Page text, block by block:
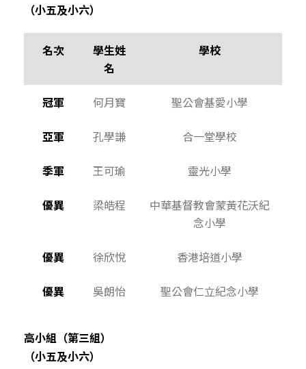
（小五及小六）
名次
學生姓
名
學校
冠軍 何月寶 聖公會基愛小學
亞軍 孔學謙 合一堂學校
季軍 王可瑜 靈光小學
優異 梁皓程
中華基督教會蒙黃花沃紀
念小學
優異 徐欣悅 香港培道小學
優異 吳朗怡 聖公會仁立紀念小學
高小組（第三組）
（小五及小六）